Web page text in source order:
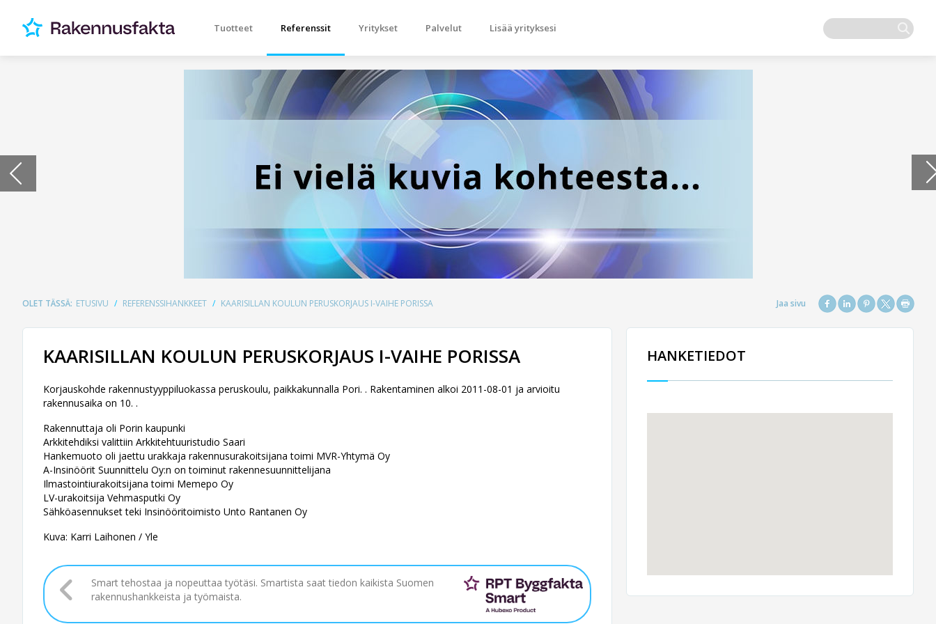
Tuotteet Referenssit Yritykset Palvelut Lisää yrityksesi
OLET TÄSSÄ: ETUSIVU REFERENSSIHANKKEET KAARISILLAN KOULUN PERUSKORJAUS I-VAIHE PORISSA
KAARISILLAN KOULUN PERUSKORJAUS I-VAIHE PORISSA
Korjauskohde rakennustyyppiluokassa peruskoulu, paikkakunnalla Pori. . Rakentaminen alkoi 2011-08-01 ja arvioitu
rakennusaika on 10. .
Rakennuttaja oli Porin kaupunki
Arkkitehdiksi valittiin Arkkitehtuuristudio Saari
Hankemuoto oli jaettu urakkaja rakennusurakoitsijana toimi MVR-Yhtymä Oy
A-Insinöörit Suunnittelu Oy:n on toiminut rakennesuunnittelijana
Ilmastointiurakoitsijana toimi Memepo Oy
LV-urakoitsija Vehmasputki Oy
Sähköasennukset teki Insinööritoimisto Unto Rantanen Oy
Kuva: Karri Laihonen / Yle
Smart tehostaa ja nopeuttaa työtäsi. Smartista saat tiedon kaikista Suomen
rakennushankkeista ja työmaista.
HANKETIEDOT